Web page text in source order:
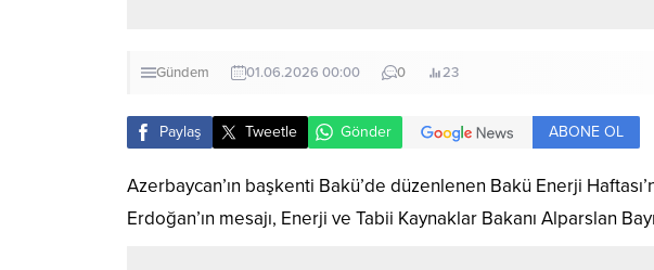
Gündem 01.06.2026 00:00 0 23
Paylaş Tweetle Gönder ABONE OL
Azerbaycan’ın başkenti Bakü’de düzenlenen Bakü Enerji
Erdoğan’ın mesajı, Enerji ve Tabii Kaynaklar Bakanı Alparslan